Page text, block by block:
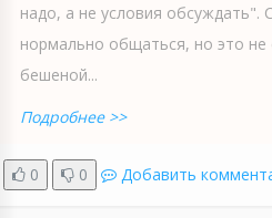
надо, а не условия
нормально общаться, но это не
бешеной...
Подробнее >>
0 0 Добавить